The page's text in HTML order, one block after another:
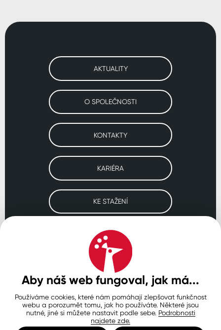
AKTUALITY
O SPOLEČNOSTI
KONTAKTY
KARIÉRA
KE STAŽENÍ
Navštivte naše pobočky
SLOVENSKO POLSKO
Ochrana osobních údajů
Zásady používání souborů cookie
Nastavení cookies
© Copyright 2026 COLORLAK
Aby náš web fungoval, jak má...
Používáme cookies, které nám pomáhají zlepšovat funkčnost
webu a porozumět tomu, jak ho používáte. Některé jsou
nutné, jiné si můžete nastavit podle sebe. Podrobnosti
najdete zde.